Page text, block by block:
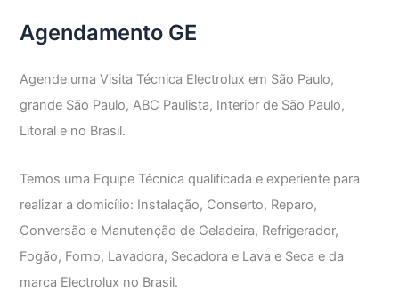
Agendamento GE
Agende uma Visita Técnica Electrolux em São Paulo,
grande São Paulo, ABC Paulista, Interior de São Paulo,
Litoral e no Brasil.
Temos uma Equipe Técnica qualificada e experiente para
realizar a domicílio: Instalação, Conserto, Reparo,
Conversão e Manutenção de Geladeira, Refrigerador,
Fogão, Forno, Lavadora, Secadora e Lava e Seca e da
marca Electrolux no Brasil.